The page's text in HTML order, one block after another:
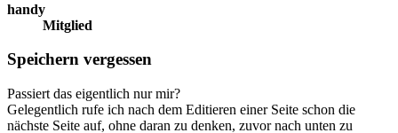
handy
Mitglied
Speichern vergessen
Passiert das eigentlich nur mir?
Gelegentlich rufe ich nach dem Editieren einer Seite schon die
nächste Seite auf, ohne daran zu denken, zuvor nach unten zu